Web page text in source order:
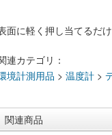
面に軽く押し当てるだけ
連カテゴリ：
境計測用品 > 温度計 >
関連商品